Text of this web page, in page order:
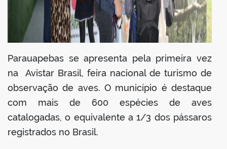
Parauapebas se apresenta pela primeira vez
na Avistar Brasil, feira nacional de turismo de
observação de aves. O município é destaque
com mais de 600 espécies de aves
catalogadas, o equivalente a 1/3 dos pássaros
registrados no Brasil.